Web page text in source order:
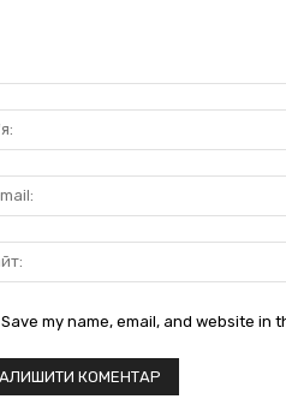
Save my name, email, and website in